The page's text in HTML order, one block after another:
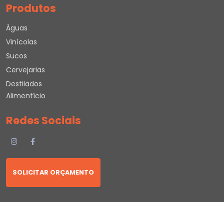
Produtos
Águas
Vinícolas
Sucos
Cervejarias
Destilados
Alimentício
Redes Sociais
SOLICITAR ORÇAMENTO